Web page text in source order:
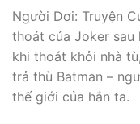
Người Dơi: Truyện
thoát của Joker sau
khi thoát khỏi nhà
trả thù Batman –
thế giới của hắn ta.